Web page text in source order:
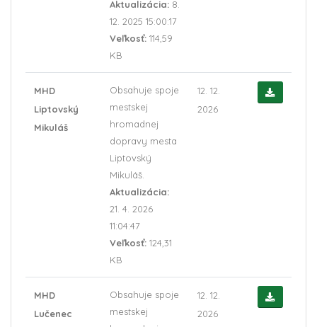
Aktualizácia: 8.
12. 2025 15:00:17
Veľkosť: 114,59
KB
MHD
Liptovský
Mikuláš
Obsahuje spoje
mestskej
hromadnej
dopravy mesta
Liptovský
Mikuláš.
Aktualizácia:
21. 4. 2026
11:04:47
Veľkosť: 124,31
KB
12. 12.
2026
MHD
Lučenec
Obsahuje spoje
mestskej
12. 12.
2026